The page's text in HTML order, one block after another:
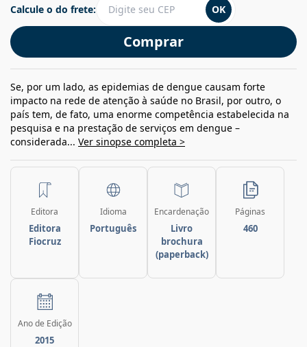
Comprar
Calcule o do frete: OK
Se, por um lado, as epidemias de dengue causam forte
impacto na rede de atenção à saúde no Brasil, por outro, o
país tem, de fato, uma enorme competência estabelecida na
pesquisa e na prestação de serviços em dengue –
considerada... Ver sinopse completa >
Editora
Editora
Fiocruz
Idioma
Português
Encardenação
Livro
brochura
(paperback)
Páginas
460
Ano de Edição
2015